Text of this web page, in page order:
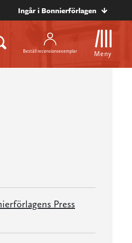
Ingår i Bonnierförlagen
Beställ recensionsexemplar Meny
Press